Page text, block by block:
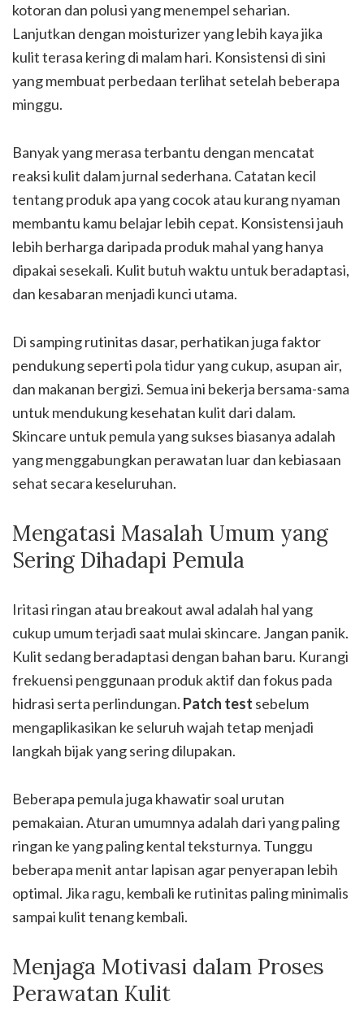
kotoran dan polusi yang menempel seharian.
Lanjutkan dengan moisturizer yang lebih kaya jika
kulit terasa kering di malam hari. Konsistensi di sini
yang membuat perbedaan terlihat setelah beberapa
minggu.
Banyak yang merasa terbantu dengan mencatat
reaksi kulit dalam jurnal sederhana. Catatan kecil
tentang produk apa yang cocok atau kurang nyaman
membantu kamu belajar lebih cepat. Konsistensi jauh
lebih berharga daripada produk mahal yang hanya
dipakai sesekali. Kulit butuh waktu untuk beradaptasi,
dan kesabaran menjadi kunci utama.
Di samping rutinitas dasar, perhatikan juga faktor
pendukung seperti pola tidur yang cukup, asupan air,
dan makanan bergizi. Semua ini bekerja bersama-sama
untuk mendukung kesehatan kulit dari dalam.
Skincare untuk pemula yang sukses biasanya adalah
yang menggabungkan perawatan luar dan kebiasaan
sehat secara keseluruhan.
Mengatasi Masalah Umum yang
Sering Dihadapi Pemula
Iritasi ringan atau breakout awal adalah hal yang
cukup umum terjadi saat mulai skincare. Jangan panik.
Kulit sedang beradaptasi dengan bahan baru. Kurangi
frekuensi penggunaan produk aktif dan fokus pada
hidrasi serta perlindungan. Patch test sebelum
mengaplikasikan ke seluruh wajah tetap menjadi
langkah bijak yang sering dilupakan.
Beberapa pemula juga khawatir soal urutan
pemakaian. Aturan umumnya adalah dari yang paling
ringan ke yang paling kental teksturnya. Tunggu
beberapa menit antar lapisan agar penyerapan lebih
optimal. Jika ragu, kembali ke rutinitas paling minimalis
sampai kulit tenang kembali.
Menjaga Motivasi dalam Proses
Perawatan Kulit